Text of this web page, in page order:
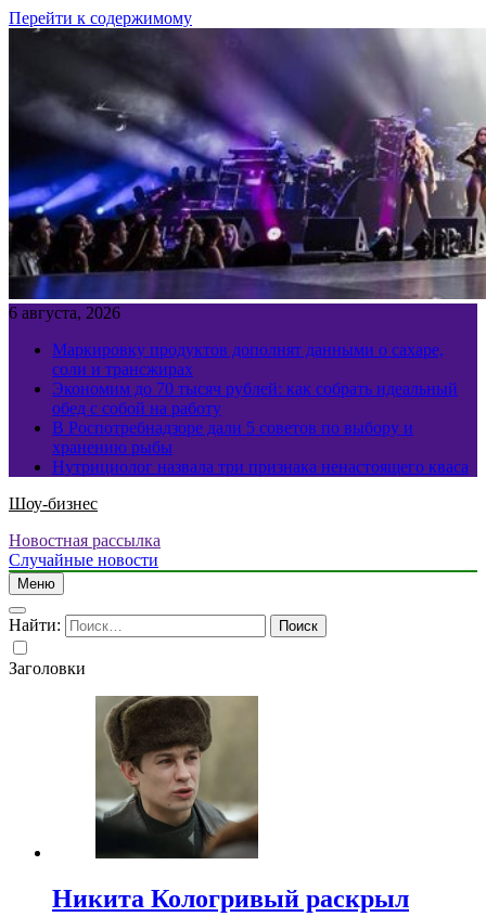
Перейти к содержимому
6 августа, 2026
Маркировку продуктов дополнят данными о сахаре,
соли и трансжирах
Экономим до 70 тысяч рублей: как собрать идеальный
обед с собой на работу
В Роспотребнадзоре дали 5 советов по выбору и
хранению рыбы
Нутрициолог назвала три признака ненастоящего кваса
Шоу-бизнес
Новостная рассылка
Случайные новости
Меню
Найти:
Заголовки
Никита Кологривый раскрыл